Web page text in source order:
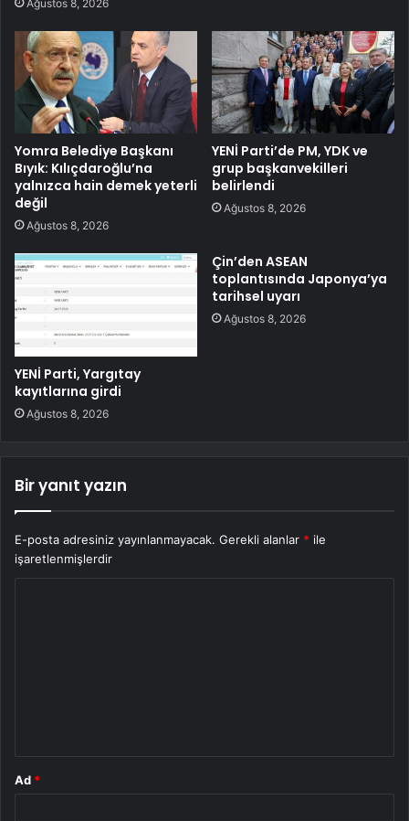
Ağustos 8, 2026
Yomra Belediye Başkanı
Bıyık: Kılıçdaroğlu’na
yalnızca hain demek yeterli
değil
Ağustos 8, 2026
YENİ Parti’de PM, YDK ve
grup başkanvekilleri
belirlendi
Ağustos 8, 2026
YENİ Parti, Yargıtay
kayıtlarına girdi
Ağustos 8, 2026
Çin’den ASEAN
toplantısında Japonya’ya
tarihsel uyarı
Ağustos 8, 2026
Bir yanıt yazın
E-posta adresiniz yayınlanmayacak. Gerekli alanlar * ile
işaretlenmişlerdir
Ad *